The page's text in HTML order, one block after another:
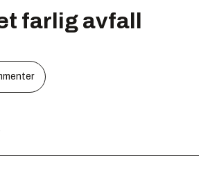
farlig avfall